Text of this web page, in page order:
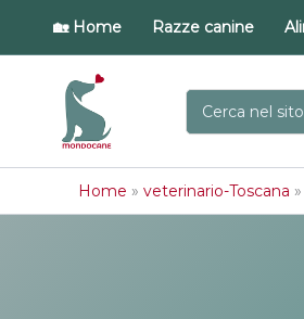
🏡 Home Razze canine
per:
Home » veterinario-Toscana »